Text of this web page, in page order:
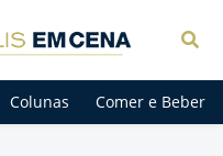
Colunas Comer e Beber